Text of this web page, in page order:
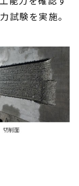
試験を実施。